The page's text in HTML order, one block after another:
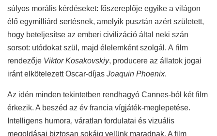
súlyos morális kérdéseket: főszereplője egyike a világon
élő egymilliárd sertésnek, amelyik pusztán azért született,
hogy beteljesítse az emberi civilizáció által neki szán
sorsot: utódokat szül, majd élelemként szolgál. A film
rendezője Viktor Kosakovskiy, producere az állatok jogai
iránt elkötelezett Oscar-díjas Joaquin Phoenix.
Az idén minden tekintetben rendhagyó Cannes-ból két film
érkezik. A beszéd az év francia vígjáték-meglepetése.
Intelligens humora, váratlan fordulatai és vizuális
megoldásai biztosan sokáig velünk maradnak. A film